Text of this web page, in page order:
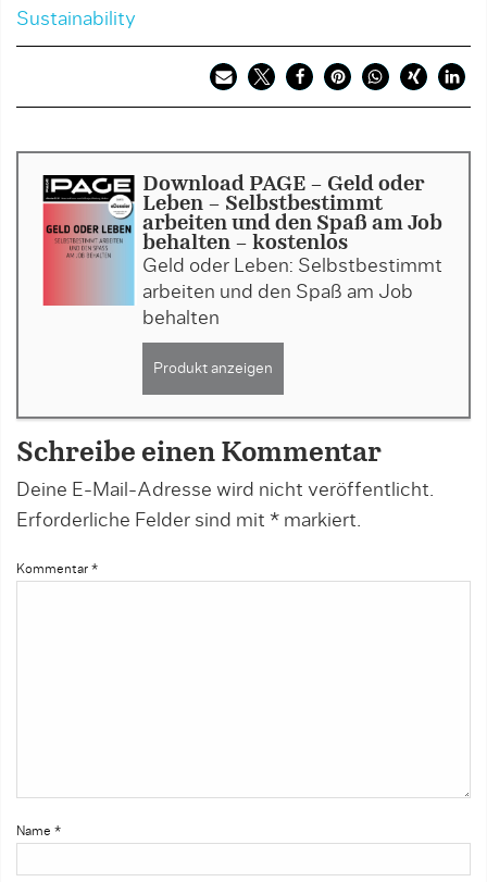
Sustainability
Download PAGE - Geld oder
Leben – Selbstbestimmt
arbeiten und den Spaß am Job
behalten - kostenlos
Geld oder Leben: Selbstbestimmt
arbeiten und den Spaß am Job
behalten
Produkt anzeigen
Schreibe einen Kommentar
Deine E-Mail-Adresse wird nicht veröffentlicht.
Erforderliche Felder sind mit * markiert.
Kommentar *
Name *